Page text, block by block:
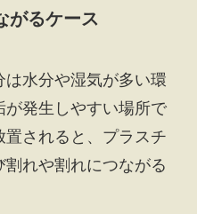
がるケース
水分や湿気が多い環
発生しやすい場所で
されると、プラスチ
れや割れにつながる